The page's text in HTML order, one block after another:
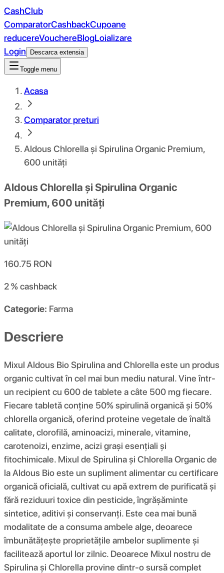
CashClub
ComparatorCashbackCupoane
reducereVouchereBlogLoializare
Login
Descarca extensia
Toggle menu
Acasa
Comparator preturi
Aldous Chlorella și Spirulina Organic Premium,
600 unități
Aldous Chlorella și Spirulina Organic
Premium, 600 unități
160.75 RON
2 %cashback
Categorie: Farma
Descriere
Mixul Aldous Bio Spirulina and Chlorella este un produs
organic cultivat în cel mai bun mediu natural. Vine într-
un recipient cu 600 de tablete a câte 500 mg fiecare.
Fiecare tabletă conține 50% spirulină organică și 50%
chlorella organică, oferind proteine ​​vegetale de înaltă
calitate, clorofilă, aminoacizi, minerale, vitamine,
carotenoizi, enzime, acizi grași esențiali și
fitochimicale. Mixul de Spirulina și Chlorella Organic de
la Aldous Bio este un supliment alimentar cu certificare
organică oficială, cultivat cu apă extrem de purificată și
fără reziduuri toxice din pesticide, îngrășăminte
sintetice, aditivi și conservanți. Este cea mai bună
modalitate de a consuma ambele alge, deoarece
îmbunătățește proprietățile ambelor suplimente și
facilitează aportul lor zilnic. Deoarece Mixul nostru de
Spirulina și Chlorella provine dintr-o sursă complet